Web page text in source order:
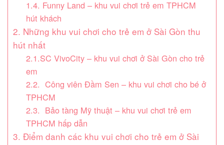
1.4. Funny Land – khu vui chơi trẻ em TPHCM
hút khách
2. Những khu vui chơi cho trẻ em ở Sài Gòn thu
hút nhất
2.1.SC VivoCity – khu vui chơi ở Sài Gòn cho trẻ
em
2.2. Công viên Đầm Sen – khu vui chơi cho bé ở
TPHCM
2.3. Bảo tàng Mỹ thuật – khu vui chơi trẻ em
TPHCM hấp dẫn
3. Điểm danh các khu vui chơi cho trẻ em ở Sài